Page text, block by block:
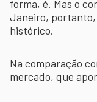
forma, é. Mas o
Janeiro, portanto,
histórico.
Na comparação
mercado, que